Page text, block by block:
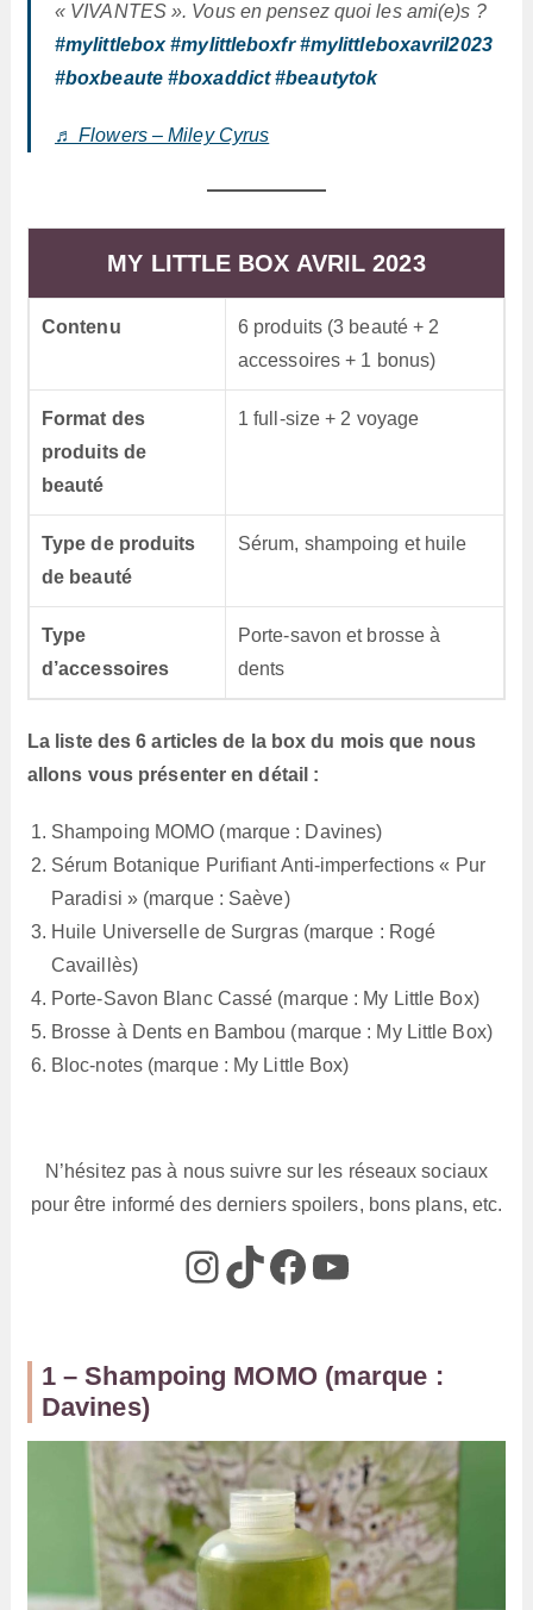
« VIVANTES ». Vous en pensez quoi les ami(e)s ?
#mylittlebox #mylittleboxfr #mylittleboxavril2023
#boxbeaute #boxaddict #beautytok
♬ Flowers – Miley Cyrus
MY LITTLE BOX AVRIL 2023
Contenu
6 produits (3 beauté + 2
accessoires + 1 bonus)
Format des
produits de
beauté
1 full-size + 2 voyage
Type de produits
de beauté
Sérum, shampoing et huile
Type
d’accessoires
Porte-savon et brosse à
dents
La liste des 6 articles de la box du mois que nous
allons vous présenter en détail :
Shampoing MOMO (marque : Davines)
Sérum Botanique Purifiant Anti-imperfections « Pur
Paradisi » (marque : Saève)
Huile Universelle de Surgras (marque : Rogé
Cavaillès)
Porte-Savon Blanc Cassé (marque : My Little Box)
Brosse à Dents en Bambou (marque : My Little Box)
Bloc-notes (marque : My Little Box)
N’hésitez pas à nous suivre sur les réseaux sociaux
pour être informé des derniers spoilers, bons plans, etc.
@box_az_off
@box_az
Box AZ @Box-AZ
1 – Shampoing MOMO (marque :
Davines)